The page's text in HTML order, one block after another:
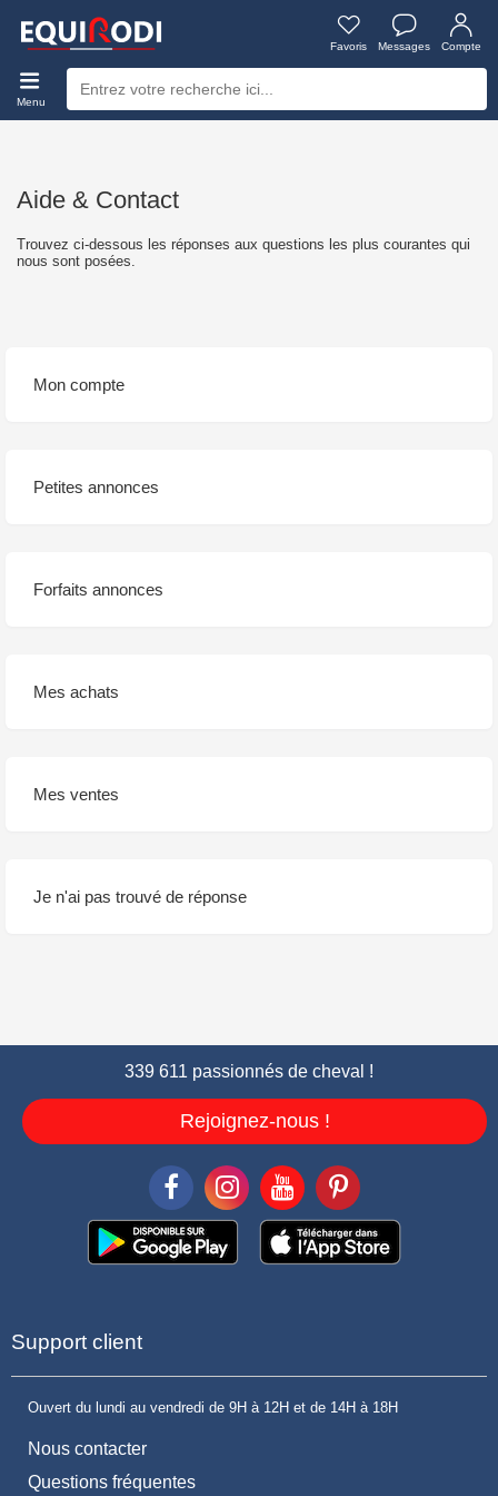
Favoris Messages Compte
Menu
Aide & Contact
Trouvez ci-dessous les réponses aux questions les plus courantes qui
nous sont posées.
Mon compte
Petites annonces
Forfaits annonces
Mes achats
Mes ventes
Je n'ai pas trouvé de réponse
339 611 passionnés de cheval !
Rejoignez-nous !
Support client
Ouvert du lundi au vendredi de 9H à 12H et de 14H à 18H
Nous contacter
Questions fréquentes